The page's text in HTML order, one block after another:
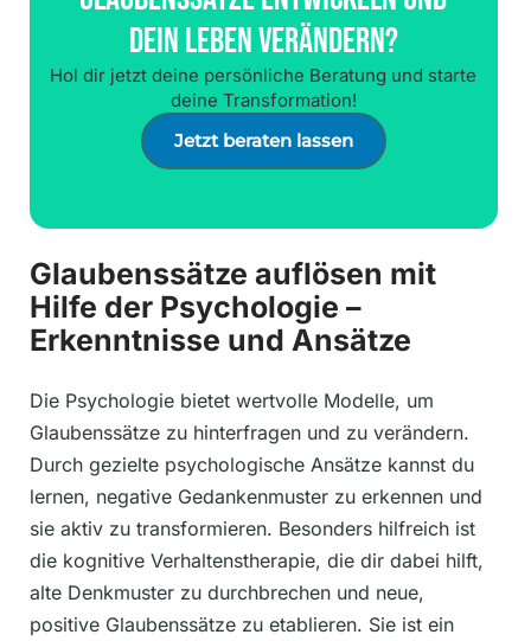
Dein Leben Verändern?
Hol dir jetzt deine persönliche Beratung und starte
deine Transformation!
Jetzt beraten lassen
Glaubenssätze auflösen mit
Hilfe der Psychologie –
Erkenntnisse und Ansätze
Die Psychologie bietet wertvolle Modelle, um
Glaubenssätze zu hinterfragen und zu verändern.
Durch gezielte psychologische Ansätze kannst du
lernen, negative Gedankenmuster zu erkennen und
sie aktiv zu transformieren. Besonders hilfreich ist
die kognitive Verhaltenstherapie, die dir dabei hilft,
alte Denkmuster zu durchbrechen und neue,
positive Glaubenssätze zu etablieren. Sie ist ein